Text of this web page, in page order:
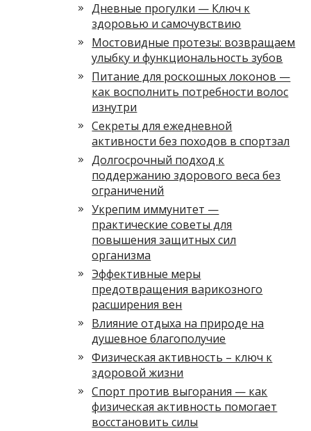
Дневные прогулки — Ключ к
здоровью и самочувствию
Мостовидные протезы: возвращаем
улыбку и функциональность зубов
Питание для роскошных локонов —
как восполнить потребности волос
изнутри
Секреты для ежедневной
активности без походов в спортзал
Долгосрочный подход к
поддержанию здорового веса без
ограничений
Укрепим иммунитет —
практические советы для
повышения защитных сил
организма
Эффективные меры
предотвращения варикозного
расширения вен
Влияние отдыха на природе на
душевное благополучие
Физическая активность – ключ к
здоровой жизни
Спорт против выгорания — как
физическая активность помогает
восстановить силы